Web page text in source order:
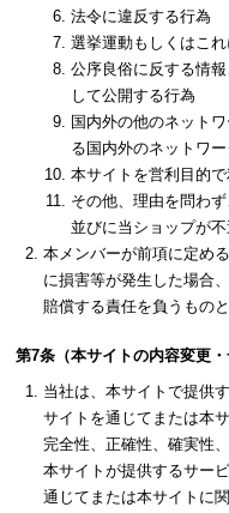
法令に違反する行為
選挙運動もしくはこ
公序良俗に反する情
して公開する行為
国内外の他のネット
る国内外のネットワ
本サイトを営利目的
その他、理由を問わ
並びに当ショップが
本メンバーが前項に定め
に損害等が発生した場合
賠償する責任を負うものと
第7条（本サイトの内容変更・
当社は、本サイトで提供
サイトを通じてまたは本
完全性、正確性、確実性
本サイトが提供するサー
通じてまたは本サイトに